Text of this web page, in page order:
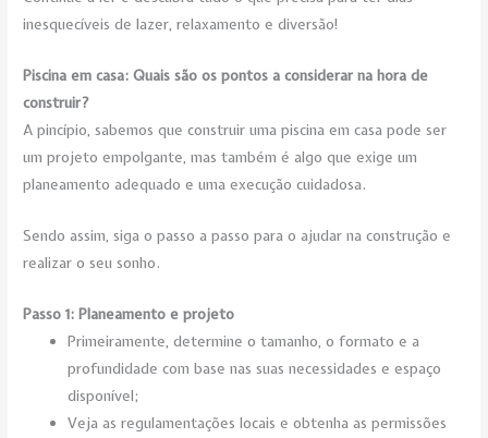
inesquecíveis de lazer, relaxamento e diversão!
Piscina em casa: Quais são os pontos a considerar na hora de
construir?
A pincípio, sabemos que construir uma piscina em casa pode ser
um projeto empolgante, mas também é algo que exige um
planeamento adequado e uma execução cuidadosa.
Sendo assim, siga o passo a passo para o ajudar na construção e
realizar o seu sonho.
Passo 1: Planeamento e projeto
Primeiramente, determine o tamanho, o formato e a
profundidade com base nas suas necessidades e espaço
disponível;
Veja as regulamentações locais e obtenha as permissões